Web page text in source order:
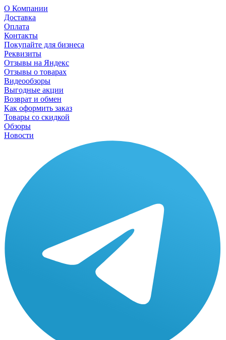
О Компании
Доставка
Оплата
Контакты
Покупайте для бизнеса
Реквизиты
Отзывы на Яндекс
Отзывы о товарах
Видеообзоры
Выгодные акции
Возврат и обмен
Как оформить заказ
Товары со скидкой
Обзоры
Новости